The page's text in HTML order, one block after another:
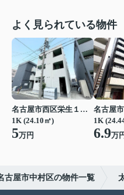
よく見られている物件
名古屋市西区栄生１丁目
1K (24.10㎡)
5万円
1K
6.9万
古屋市中村区の物件一覧